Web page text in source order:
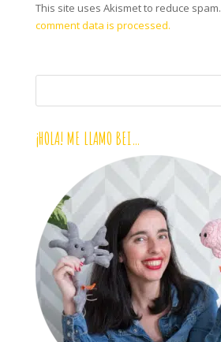
This site uses Akismet to reduce spam.
comment data is processed.
¡HOLA! ME LLAMO BEI…